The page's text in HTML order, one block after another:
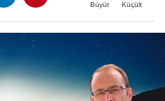
Büyüt Küçült